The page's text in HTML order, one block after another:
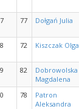
77 Dołgań Julia
72 Kiszczak Olga
82
Dobrowolska
Magdalena
78
Patron
Aleksandra